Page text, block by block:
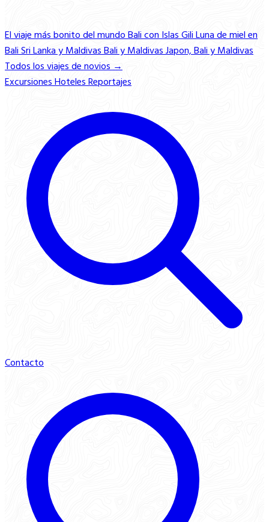
El viaje más bonito del mundoBali con Islas GiliLuna de miel en
BaliSri Lanka y MaldivasBali y MaldivasJapon, Bali y Maldivas
Todos los viajes de novios →
ExcursionesHotelesReportajes
Contacto